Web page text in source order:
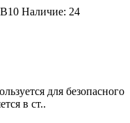
Наличие: 24
для безопасного
в ст..